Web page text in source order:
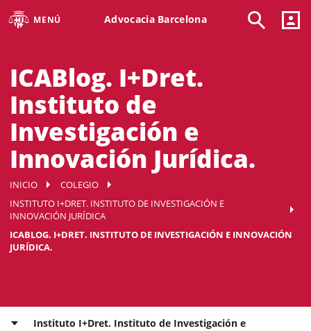
MENÚ Advocacia Barcelona
ICABlog. I+Dret.
Instituto de
Investigación e
Innovación Jurídica.
INICIO
COLEGIO
INSTITUTO I+DRET. INSTITUTO DE INVESTIGACIÓN E
INNOVACIÓN JURÍDICA
ICABLOG. I+DRET. INSTITUTO DE INVESTIGACIÓN E INNOVACIÓN
JURÍDICA.
Instituto I+Dret. Instituto de Investigación e